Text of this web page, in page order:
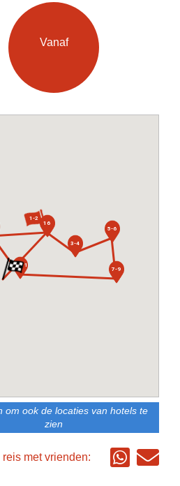
Offerte
aanvragen
1-2
3-4
5-6
7-9
10-11
16
om ook de locaties van hotels te
zien
met vrienden: